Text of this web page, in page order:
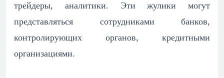
трейдеры, аналитики. Эти жулики могут
представляться сотрудниками банков,
контролирующих органов, кредитными
организациями.